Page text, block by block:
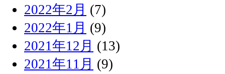
2022年2月 (7)
2022年1月 (9)
2021年12月 (13)
2021年11月 (9)